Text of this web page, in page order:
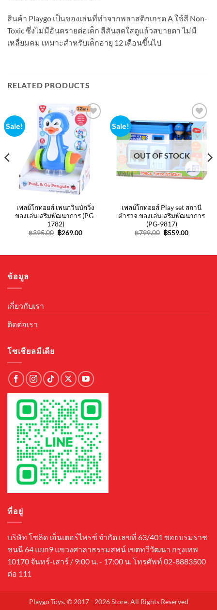
สินค้า Playgo เป็นของเล่นที่ทำจากพลาสติกเกรด A ใช้สี Non-
Toxic ซึ่งไม่มีอันตรายต่อเด็ก สีสันสดใสดูแล้วสบายตา ไม่มี
เหลี่ยมคม เหมาะสำหรับเด็กอายุ 12 เดือนขึ้นไป
RELATED PRODUCTS
Sale!
Add to
wishlist
เพลย์โกทอยส์ เพนกวินนักวิ่ง
ของเล่นเสริมพัฒนาการ (PG-
1782)
฿395.00 Original
price
฿269.00Current
Sale!
Add to
wishlist
OUT OF STOCK
เพลย์โกทอยส์ Play set สถานี
ตำรวจ ของเล่นเสริมพัฒนาการ
(PG-9817)
฿799.00 Original
price
฿559.00Current
ข้อมูล
เกี่ยวกับเรา
ติดต่อเรา
โซเชียลมีเดีย
ที่อยู่
บริษัท โซลิด เอ็นเตอร์ไพรซ์ จำกัด เลขที่ 63/401 ซอยบรมราช
ชนนี 64 แยก9 แขวงศาลาธรรมสพน์ เขตทวีวัฒนา กรุงเทพ
10170 จันทร์-เสาร์ / 9:00 น. - 17:00 น. โทรศัพท์ 02-8883500
ต่อ 111
Playgo Toys. © 2017 - 2026 Store. All Rights Reserved